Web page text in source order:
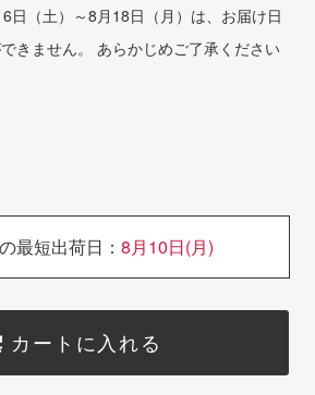
日（土）～8月18日（月）は、お届け日
きません。 あらかじめご了承ください
最短出荷日： 8月10日(月)
カートに入れる